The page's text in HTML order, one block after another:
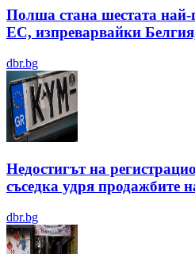
Полша стана шестата
ЕС, изпреварвайки
dbr.bg
Недостигът на
съседка удря продажбите
dbr.bg